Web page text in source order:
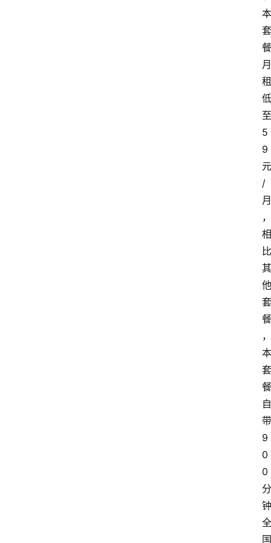
本
套
餐
月
租
低
至
5
9
元
/
月
，
相
比
其
他
套
餐
，
本
套
餐
自
带
9
0
0
分
钟
全
国